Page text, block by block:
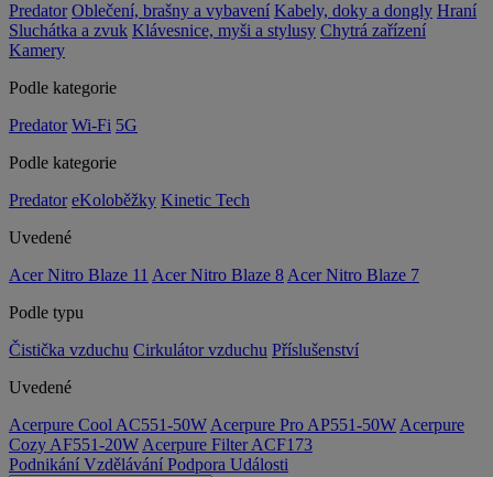
Predator Oblečení, brašny a vybavení Kabely, doky a dongly Hraní
Sluchátka a zvuk Klávesnice, myši a stylusy Chytrá zařízení
Kamery
Podle kategorie
Predator Wi-Fi 5G
Podle kategorie
Predator eKoloběžky Kinetic Tech
Uvedené
Acer Nitro Blaze 11 Acer Nitro Blaze 8 Acer Nitro Blaze 7
Podle typu
Čistička vzduchu Cirkulátor vzduchu Příslušenství
Uvedené
Acerpure Cool AC551-50W Acerpure Pro AP551-50W Acerpure
Cozy AF551-20W Acerpure Filter ACF173
Podnikání Vzdělávání Podpora Události